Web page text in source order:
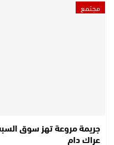
مجتمع
جريمة مروعة تهز سوق
عراك دام